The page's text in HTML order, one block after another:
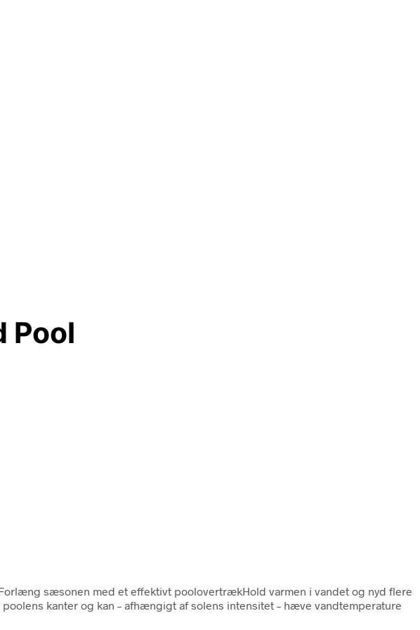
Pool
Forlæng sæsonen med et effektivt poolovertrækHold varmen i vandet og nyd flere
kanter og kan – afhængigt af solens intensitet – hæve vandtemperature